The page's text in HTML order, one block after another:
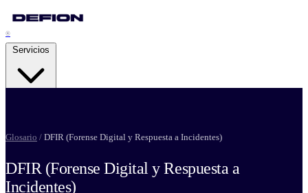
®
Strategic Resilience
Pentesting Services
Attack Readiness
Glosario / DFIR (Forense Digital y Respuesta a Incidentes)
DFIR (Forense Digital y Respuesta a
Incidentes)